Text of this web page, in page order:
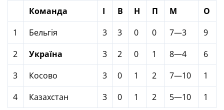
Команда
І В Н П М
О
1
Бельгія 3 3 0 0 7—3
9
2
Україна 3 2 0 1 8—4
6
3
Косово 3 0 1 2 7—10
1
4
Казахстан 3 0 1 2 5—10 1